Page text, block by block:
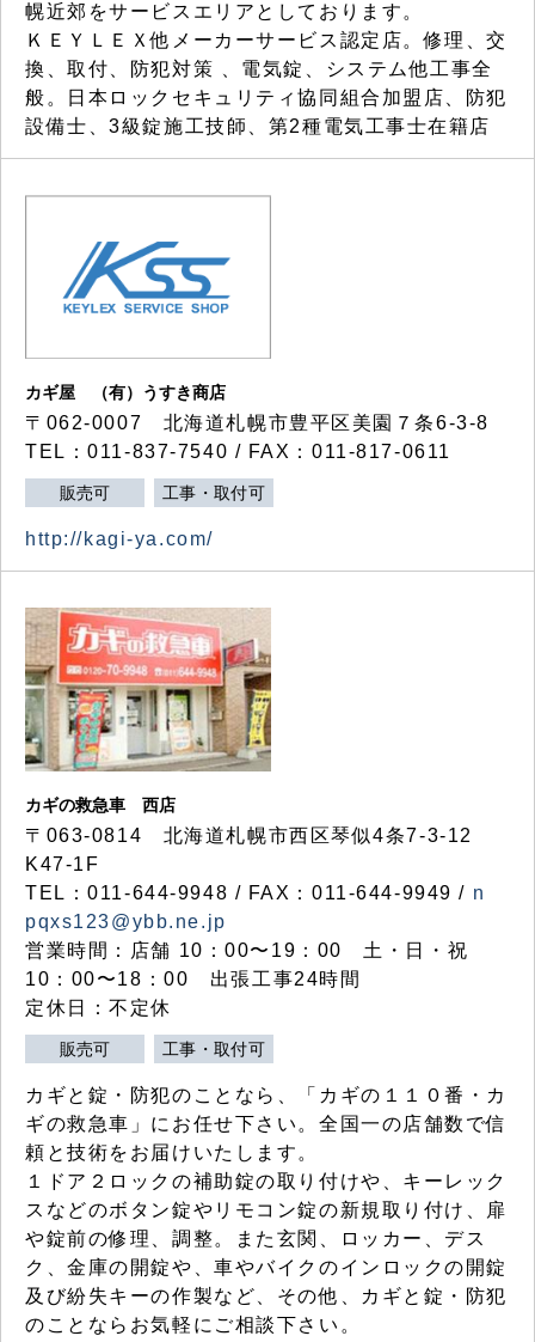
幌近郊をサービスエリアとしております。
ＫＥＹＬＥＸ他メーカーサービス認定店。修理、交
換、取付、防犯対策 、電気錠、システム他工事全
般。日本ロックセキュリティ協同組合加盟店、防犯
設備士、3級錠施工技師、第2種電気工事士在籍店
カギ屋 （有）うすき商店
〒062-0007 北海道札幌市豊平区美園７条6-3-8
TEL：011-837-7540 / FAX：011-817-0611
販売可 工事・取付可
http://kagi-ya.com/
カギの救急車 西店
〒063-0814 北海道札幌市西区琴似4条7-3-12
K47-1F
TEL：011-644-9948 / FAX：011-644-9949 / n
pqxs123@ybb.ne.jp
営業時間：店舗 10：00〜19：00 土・日・祝
10：00〜18：00 出張工事24時間
定休日：不定休
販売可 工事・取付可
カギと錠・防犯のことなら、「カギの１１０番・カ
ギの救急車」にお任せ下さい。全国一の店舗数で信
頼と技術をお届けいたします。
１ドア２ロックの補助錠の取り付けや、キーレック
スなどのボタン錠やリモコン錠の新規取り付け、扉
や錠前の修理、調整。また玄関、ロッカー、デス
ク、金庫の開錠や、車やバイクのインロックの開錠
及び紛失キーの作製など、その他、カギと錠・防犯
のことならお気軽にご相談下さい。